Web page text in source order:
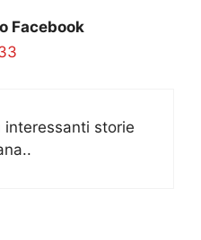
Facebook
interessanti storie